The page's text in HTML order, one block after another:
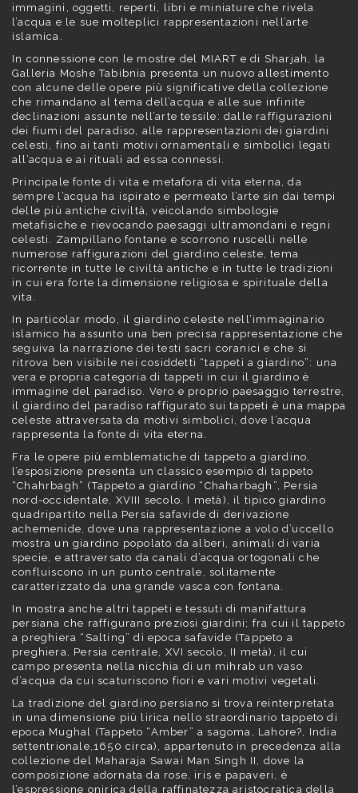
immagini, oggetti, reperti, libri e miniature che rivela
l’acqua e le sue molteplici rappresentazioni nell’arte
islamica.
In connessione con le mostre del MIART e di Sharjah, la
Galleria Moshe Tabibnia presenta un nuovo allestimento
con alcune delle opere più significative della collezione
che rimandano al tema dell’acqua e alle sue infinite
declinazioni assunte nell’arte tessile: dalle raffigurazioni
dei fiumi del paradiso, alle rappresentazioni dei giardini
celesti, fino ai tanti motivi ornamentali e simbolici legati
all’acqua e ai rituali ad essa connessi.
Principale fonte di vita e metafora di vita eterna, da
sempre l’acqua ha ispirato e permeato l’arte sin dai tempi
delle più antiche civiltà, veicolando simbologie
metafisiche e rievocando paesaggi ultramondani e regni
celesti. Zampillano fontane e scorrono ruscelli nelle
numerose raffigurazioni del giardino celeste, tema
ricorrente in tutte le civiltà antiche e in tutte le tradizioni
in cui era forte la dimensione religiosa e spirituale della
vita.
In particolar modo, il giardino celeste nell’immaginario
islamico ha assunto una ben precisa rappresentazione che
seguiva la narrazione dei testi sacri coranici e che si
ritrova ben visibile nei cosiddetti “tappeti a giardino”: una
vera e propria categoria di tappeti in cui il giardino è
immagine del paradiso. Vero e proprio paesaggio terrestre,
il giardino del paradiso raffigurato sui tappeti è una mappa
celeste attraversata da motivi simbolici, dove l’acqua
rappresenta la fonte di vita eterna.
Fra le opere più emblematiche di tappeto a giardino,
l’esposizione presenta un classico esempio di tappeto
“Chahrbagh” (Tappeto a giardino “Chaharbagh”, Persia
nord-occidentale, XVIII secolo, I metà), il tipico giardino
quadripartito nella Persia safavide di derivazione
achemenide, dove una rappresentazione a volo d’uccello
mostra un giardino popolato da alberi, animali di varia
specie, e attraversato da canali d’acqua ortogonali che
confluiscono in un punto centrale, solitamente
caratterizzato da una grande vasca con fontana.
In mostra anche altri tappeti e tessuti di manifattura
persiana che raffigurano preziosi giardini; fra cui il tappeto
a preghiera “Salting” di epoca safavide (Tappeto a
preghiera, Persia centrale, XVI secolo, II metà), il cui
campo presenta nella nicchia di un mihrab un vaso
d’acqua da cui scaturiscono fiori e vari motivi vegetali.
La tradizione del giardino persiano si trova reinterpretata
in una dimensione più lirica nello straordinario tappeto di
epoca Mughal (Tappeto “Amber” a sagoma, Lahore?, India
settentrionale,1650 circa), appartenuto in precedenza alla
collezione del Maharaja Sawai Man Singh II, dove la
composizione adornata da rose, iris e papaveri, è
l’espressione onirica della raffinatezza aristocratica della